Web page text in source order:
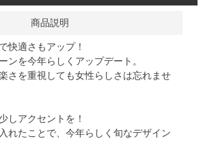
商品説明
快適さもアップ！
ンを今年らしくアップデート。
さを重視しても女性らしさは忘れませ
しアクセントを！
れたことで、今年らしく旬なデザイン